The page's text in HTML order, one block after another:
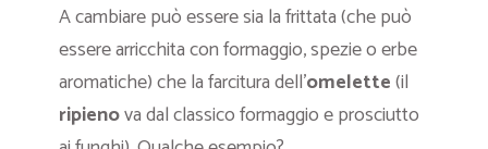
A cambiare può essere sia la frittata (che può
essere arricchita con formaggio, spezie o erbe
aromatiche) che la farcitura dell’omelette(il
ripienova dal classico formaggio e prosciutto